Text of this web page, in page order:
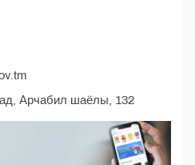
Арчабил шаёлы, 132